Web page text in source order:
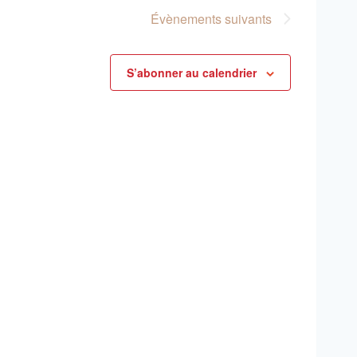
Évènementssuivants
S’abonner au calendrier